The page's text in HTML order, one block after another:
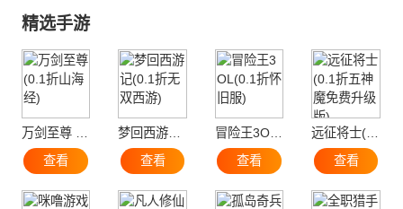
精选手游
查看
查看
冒险王3OL(0.1折怀旧服)
查看
查看